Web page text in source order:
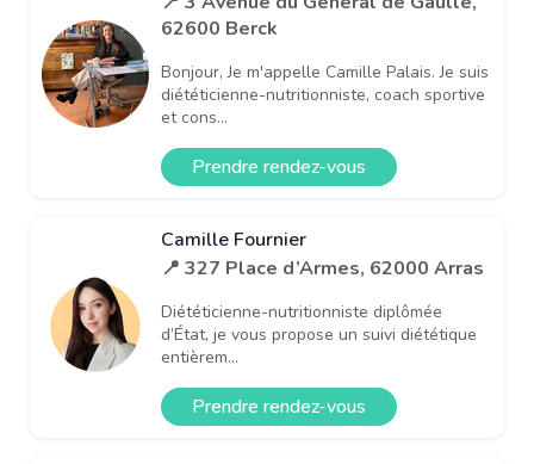
62600 Berck
Bonjour, Je m'appelle Camille Palais. Je suis
diététicienne-nutritionniste, coach sportive
et cons...
Prendre rendez-vous
Camille Fournier
📍 327 Place d’Armes, 62000 Arras
Diététicienne-nutritionniste diplômée
d’État, je vous propose un suivi diététique
entièrem...
Prendre rendez-vous